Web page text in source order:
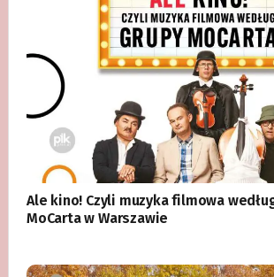
Ale kino! Czyli muzyka filmowa
MoCarta w Warszawie